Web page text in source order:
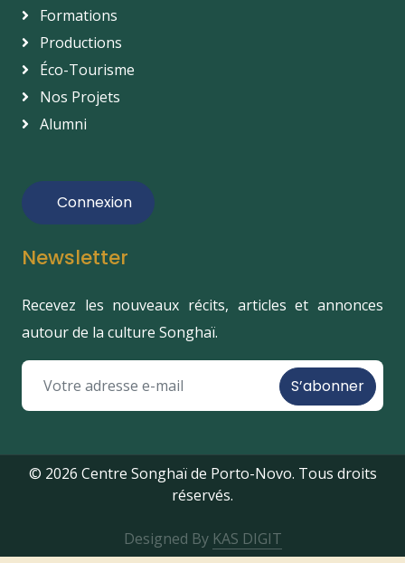
Formations
Productions
Éco-Tourisme
Nos Projets
Alumni
Connexion
Newsletter
Recevez les nouveaux récits, articles et annonces
autour de la culture Songhaï.
S’abonner
© 2026 Centre Songhaï de Porto-Novo. Tous droits
réservés.
Designed By KAS DIGIT